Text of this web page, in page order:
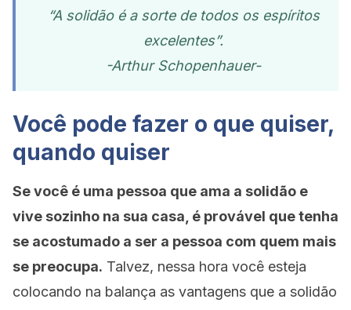
“A solidão é a sorte de todos os espíritos
excelentes”.
-Arthur Schopenhauer-
Você pode fazer o que quiser,
quando quiser
Se você é uma pessoa que ama a solidão e
vive sozinho na sua casa, é provável que tenha
se acostumado a ser a pessoa com quem mais
se preocupa. Talvez, nessa hora você esteja
colocando na balança as vantagens que a solidão